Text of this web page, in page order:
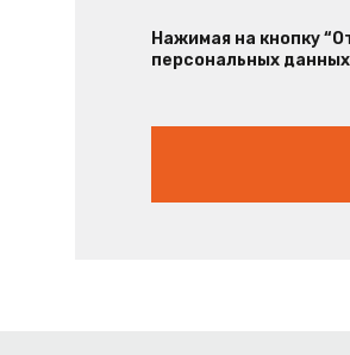
Нажимая на кнопку
персональных